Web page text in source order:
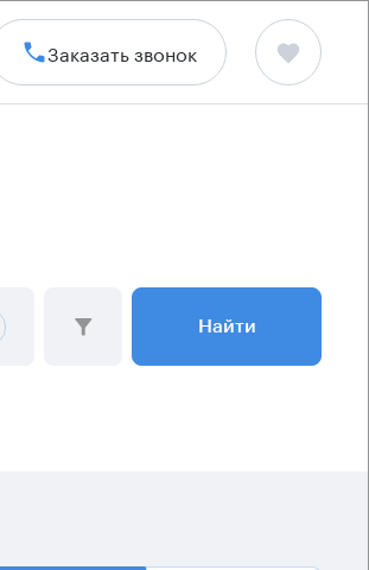
Заказать звонок
Найти